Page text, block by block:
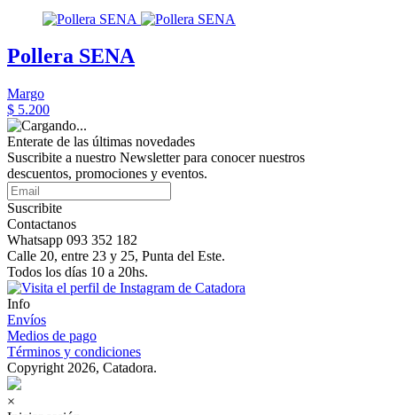
Pollera SENA
Margo
$ 5.200
Enterate de las últimas novedades
Suscribite a nuestro Newsletter para conocer nuestros
descuentos, promociones y eventos.
Suscribite
Contactanos
Whatsapp 093 352 182
Calle 20, entre 23 y 25, Punta del Este.
Todos los días 10 a 20hs.
Info
Envíos
Medios de pago
Términos y condiciones
Copyright 2026, Catadora.
×